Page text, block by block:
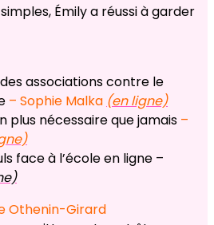
Émily a réussi à garder
associations contre le
– Sophie Malka (en ligne)
plus nécessaire que jamais –
face à l’école en ligne –
Othenin-Girard